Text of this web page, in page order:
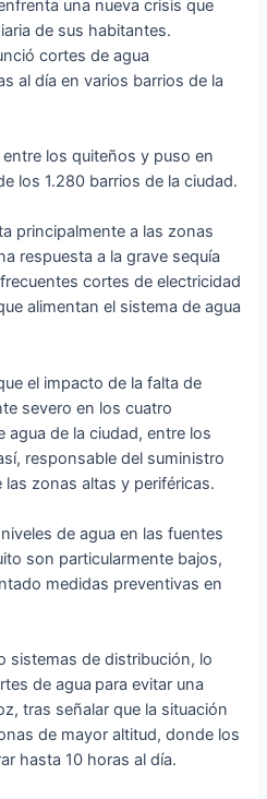
una nueva crisis que
de sus habitantes.
cortes de agua
al día en varios barrios de la
los quiteños y puso en
los 1.280 barrios de la ciudad.
principalmente a las zonas
respuesta a la grave sequía
cortes de electricidad
alimentan el sistema de agua
el impacto de la falta de
severo en los cuatro
de la ciudad, entre los
responsable del suministro
zonas altas y periféricas.
de agua en las fuentes
son particularmente bajos,
medidas preventivas en
sistemas de distribución, lo
de agua para evitar una
tras señalar que la situación
de mayor altitud, donde los
hasta 10 horas al día.